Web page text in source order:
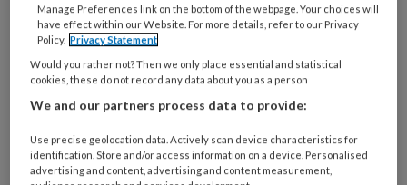
verantwoordelijkheid te nemen voor
verbetering. Deze vorm van feedback kan in
verschillende contexten worden toegepast,
van onderwijs en zorg tot management en
coaching.
Manage Preferences link on the bottom of the webpage. Your choices will
have effect within our Website. For more details, refer to our Privacy
Policy. Privacy Statement
Would you rather not? Then we only place essential and statistical
cookies, these do not record any data about you as a person
We and our partners process data to provide:
Use precise geolocation data. Actively scan device characteristics for
identification. Store and/or access information on a device. Personalised
advertising and content, advertising and content measurement,